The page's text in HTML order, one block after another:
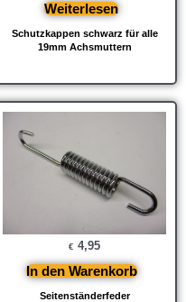
Schutzkappen schwarz für alle
19mm Achsmuttern
Weiterlesen
Seitenständerfeder
€ 4,95
In den Warenkorb